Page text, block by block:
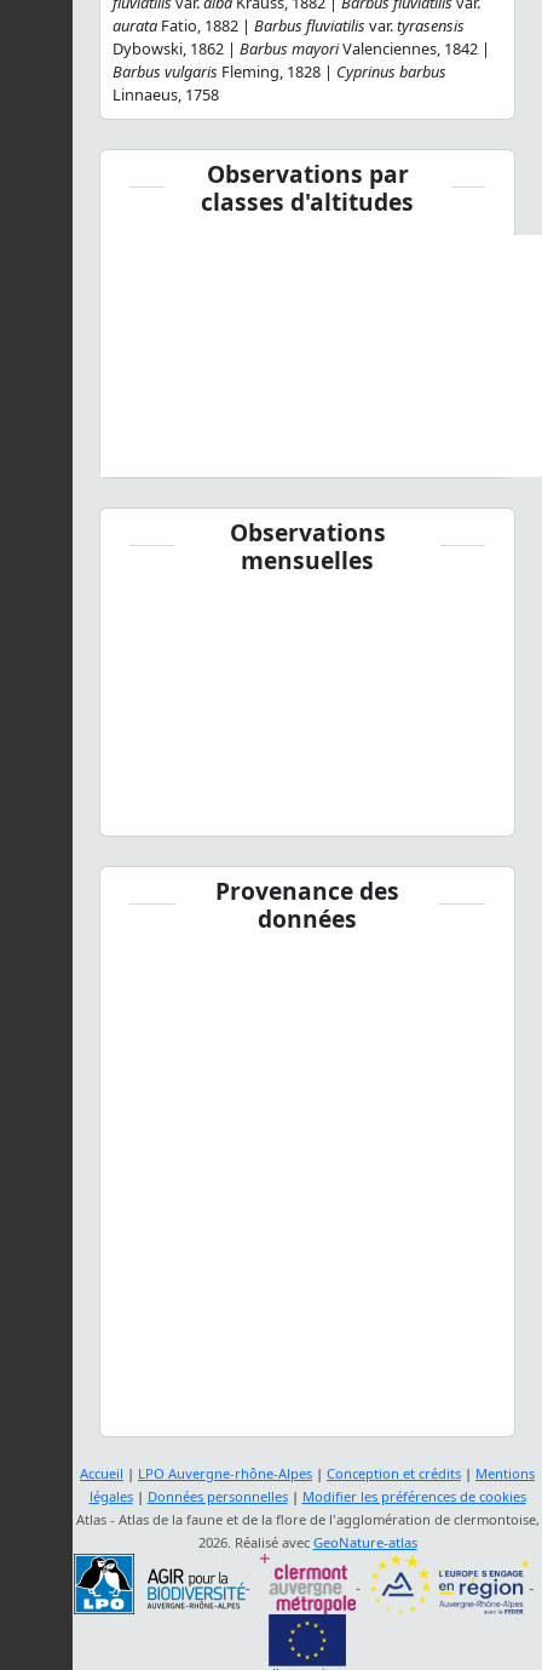
aurata Fatio, 1882 | Barbus fluviatilis var.tyrasensis
Dybowski, 1862 | Barbus mayoriValenciennes, 1842 |
Barbus vulgaris Fleming, 1828 | Cyprinus barbus
Linnaeus, 1758
Observations par
classes d'altitudes
Observations
mensuelles
Provenance des
données
Accueil | LPO Auvergne-rhône-Alpes | Conception et crédits | Mentions
légales| Données personnelles| Modifier les préférences de cookies
Atlas - Atlas de la faune et de la flore de l'agglomération de clermontoise,
2026. Réalisé avec GeoNature-atlas